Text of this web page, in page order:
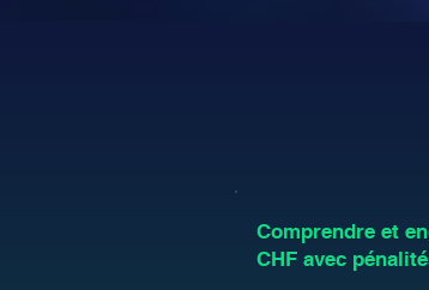
Comprendre et
CHF avec